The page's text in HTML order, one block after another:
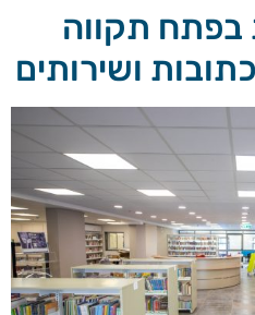
בפתח תקווה